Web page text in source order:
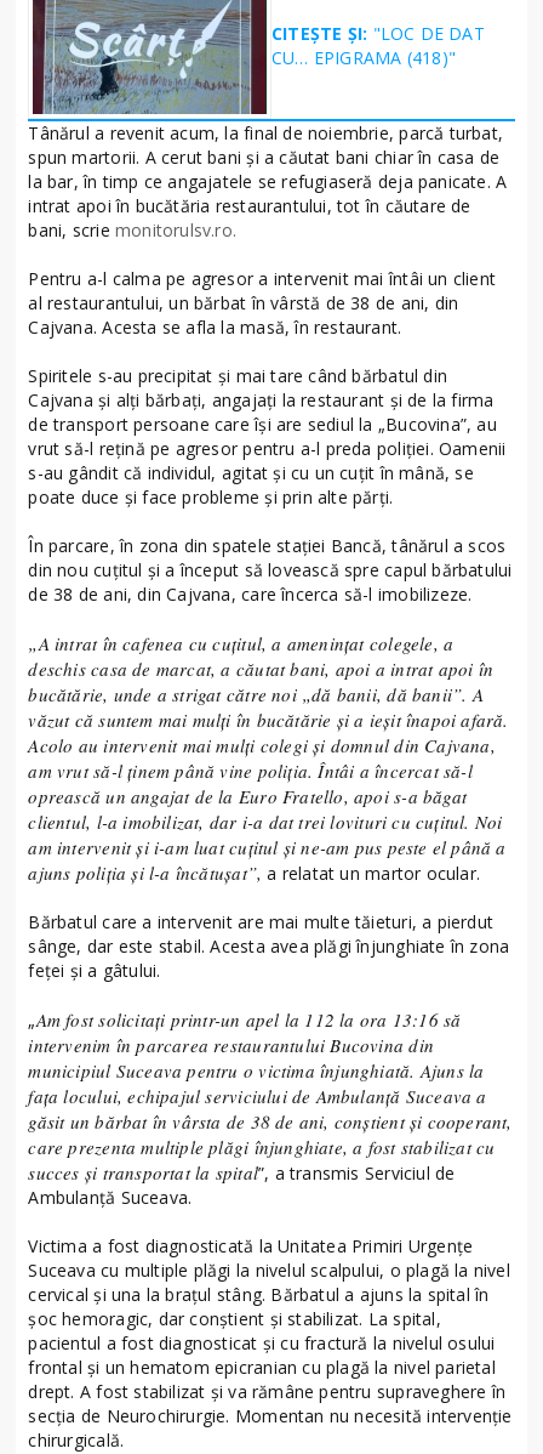
CITEȘTE ȘI: "LOC DE DAT
CU… EPIGRAMA (418)"
Tânărul a revenit acum, la final de noiembrie, parcă turbat,
spun martorii. A cerut bani și a căutat bani chiar în casa de
la bar, în timp ce angajatele se refugiaseră deja panicate. A
intrat apoi în bucătăria restaurantului, tot în căutare de
bani, scrie monitorulsv.ro.
Pentru a-l calma pe agresor a intervenit mai întâi un client
al restaurantului, un bărbat în vârstă de 38 de ani, din
Cajvana. Acesta se afla la masă, în restaurant.
Spiritele s-au precipitat și mai tare când bărbatul din
Cajvana și alți bărbați, angajați la restaurant și de la firma
de transport persoane care își are sediul la „Bucovina”, au
vrut să-l rețină pe agresor pentru a-l preda poliției. Oamenii
s-au gândit că individul, agitat și cu un cuțit în mână, se
poate duce și face probleme și prin alte părți.
În parcare, în zona din spatele stației Bancă, tânărul a scos
din nou cuțitul și a început să lovească spre capul bărbatului
de 38 de ani, din Cajvana, care încerca să-l imobilizeze.
„A intrat în cafenea cu cuțitul, a amenințat colegele, a
deschis casa de marcat, a căutat bani, apoi a intrat apoi în
bucătărie, unde a strigat către noi „dă banii, dă banii”. A
văzut că suntem mai mulți în bucătărie și a ieșit înapoi afară.
Acolo au intervenit mai mulți colegi și domnul din Cajvana,
am vrut să-l ținem până vine poliția. Întâi a încercat să-l
oprească un angajat de la Euro Fratello, apoi s-a băgat
clientul, l-a imobilizat, dar i-a dat trei lovituri cu cuțitul. Noi
am intervenit și i-am luat cuțitul și ne-am pus peste el până a
ajuns poliția și l-a încătușat”, a relatat un martor ocular.
Bărbatul care a intervenit are mai multe tăieturi, a pierdut
sânge, dar este stabil. Acesta avea plăgi înjunghiate în zona
feței și a gâtului.
„Am fost solicitați printr-un apel la 112 la ora 13:16 să
intervenim în parcarea restaurantului Bucovina din
municipiul Suceava pentru o victima înjunghiată. Ajuns la
fața locului, echipajul serviciului de Ambulanță Suceava a
găsit un bărbat în vârsta de 38 de ani, conștient și cooperant,
care prezenta multiple plăgi înjunghiate, a fost stabilizat cu
succes și transportat la spital”, a transmis Serviciul de
Ambulanță Suceava.
Victima a fost diagnosticată la Unitatea Primiri Urgențe
Suceava cu multiple plăgi la nivelul scalpului, o plagă la nivel
cervical și una la brațul stâng. Bărbatul a ajuns la spital în
șoc hemoragic, dar conștient și stabilizat. La spital,
pacientul a fost diagnosticat și cu fractură la nivelul osului
frontal și un hematom epicranian cu plagă la nivel parietal
drept. A fost stabilizat și va rămâne pentru supraveghere în
secția de Neurochirurgie. Momentan nu necesită intervenție
chirurgicală.